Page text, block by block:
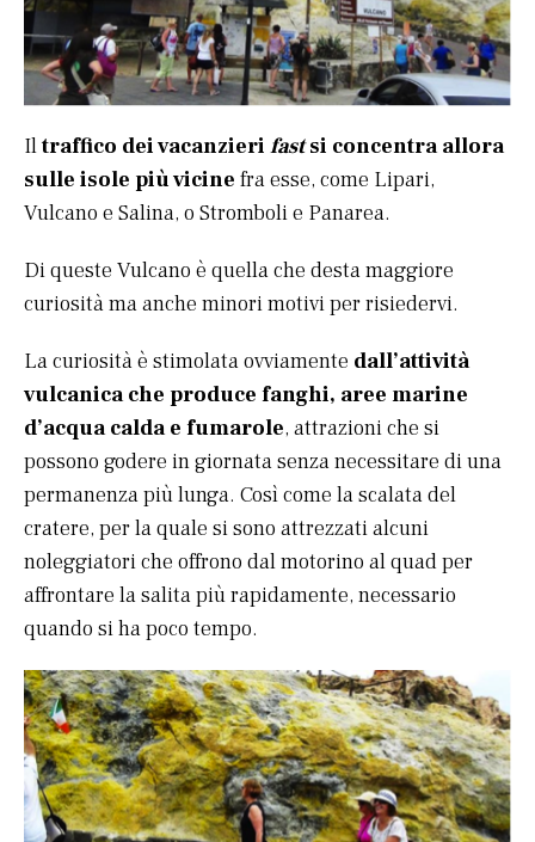
Iltraffico dei vacanzieri fastsi concentra allora
sulle isole più vicine fra esse, come Lipari,
Vulcano e Salina, o Stromboli e Panarea.
Di queste Vulcano è quella che desta maggiore
curiosità ma anche minori motivi per risiedervi.
La curiosità è stimolata ovviamente dall’attività
vulcanica che produce fanghi, aree marine
d’acqua calda e fumarole, attrazioni che si
possono godere in giornata senza necessitare di una
permanenza più lunga. Così come la scalata del
cratere, per la quale si sono attrezzati alcuni
noleggiatori che offrono dal motorino al quad per
affrontare la salita più rapidamente, necessario
quando si ha poco tempo.